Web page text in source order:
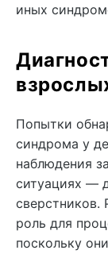
иных
Попытки
синдрома у
наблюдения
ситуациях —
сверстников.
роль для
поскольку